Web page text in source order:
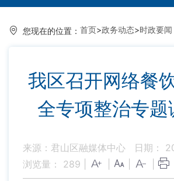
您现在的位置： 首页>政务动态>时政要闻
我区召开网络餐
全专项整治专题
来源：君山区融媒体中心
日期：
浏览量： 289